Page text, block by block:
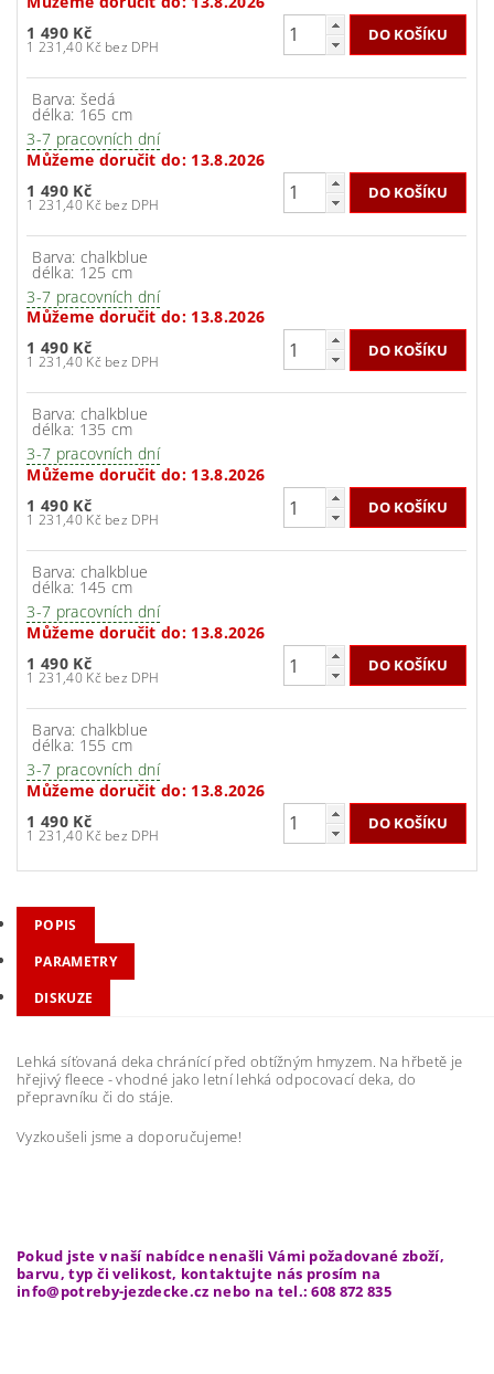
1 490 Kč
1 231,40 Kč bez DPH
Barva: šedá
délka: 165 cm
3-7 pracovních dní
Můžeme doručit do: 13.8.2026
1 490 Kč
1 231,40 Kč bez DPH
Barva: chalkblue
délka: 125 cm
3-7 pracovních dní
Můžeme doručit do: 13.8.2026
1 490 Kč
1 231,40 Kč bez DPH
Barva: chalkblue
délka: 135 cm
3-7 pracovních dní
Můžeme doručit do: 13.8.2026
1 490 Kč
1 231,40 Kč bez DPH
Barva: chalkblue
délka: 145 cm
3-7 pracovních dní
Můžeme doručit do: 13.8.2026
1 490 Kč
1 231,40 Kč bez DPH
Barva: chalkblue
délka: 155 cm
3-7 pracovních dní
Můžeme doručit do: 13.8.2026
1 490 Kč
1 231,40 Kč bez DPH
POPIS
PARAMETRY
DISKUZE
Lehká síťovaná deka chránící před obtížným hmyzem. Na hřbetě je
hřejivý fleece - vhodné jako letní lehká odpocovací deka, do
přepravníku či do stáje.
Vyzkoušeli jsme a doporučujeme!
Pokud jste v naší nabídce nenašli Vámi požadované zboží,
barvu, typ či velikost, kontaktujte nás prosím na
info@potreby-jezdecke.cz nebo na tel.: 608 872 835